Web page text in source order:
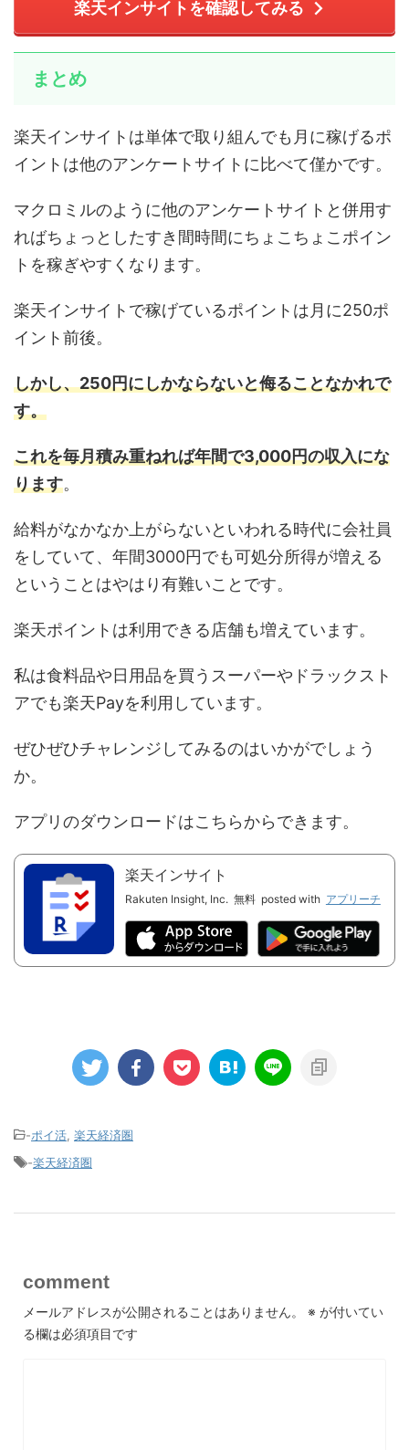
楽天インサイトを確認してみる
まとめ
楽天インサイトは単体で取り組んでも月に稼げるポ
イントは他のアンケートサイトに比べて僅かです。
マクロミルのように他のアンケートサイトと併用す
ればちょっとしたすき間時間にちょこちょこポイン
トを稼ぎやすくなります。
楽天インサイトで稼げているポイントは月に250ポ
イント前後。
しかし、250円にしかならないと侮ることなかれで
す。
これを毎月積み重ねれば年間で3,000円の収入にな
ります。
給料がなかなか上がらないといわれる時代に会社員
をしていて、年間3000円でも可処分所得が増える
ということはやはり有難いことです。
楽天ポイントは利用できる店舗も増えています。
私は食料品や日用品を買うスーパーやドラックスト
アでも楽天Payを利用しています。
ぜひぜひチャレンジしてみるのはいかがでしょう
か。
アプリのダウンロードはこちらからできます。
楽天インサイト
Rakuten Insight, Inc. 無料 posted with アプリーチ
-ポイ活, 楽天経済圏
-楽天経済圏
comment
メールアドレスが公開されることはありません。 ※ が付いてい
る欄は必須項目です